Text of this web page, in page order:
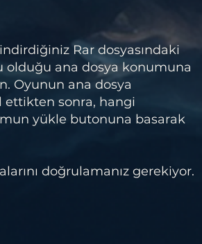
Rar dosyasındaki
olduğu ana dosya konumuna
Oyunun ana dosya
sonra, hangi
yükle butonuna basarak
doğrulamanız gerekiyor.